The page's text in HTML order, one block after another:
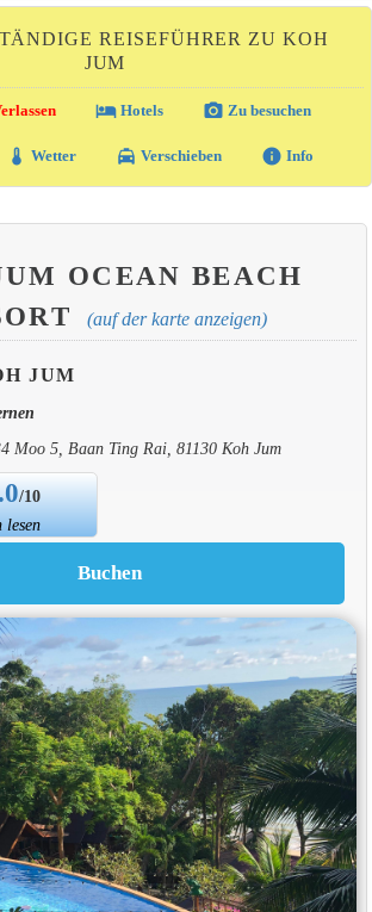
REISEFÜHRER ZU KOH
JUM
local_hotelHotels photo_camera Zu besuchen
thermostat Wetter local_taxi Verschieben info Info
OCEAN BEACH
(auf der karte anzeigen)
JUM
Moo 5, Baan Ting Rai, 81130 Koh Jum
/10
lesen